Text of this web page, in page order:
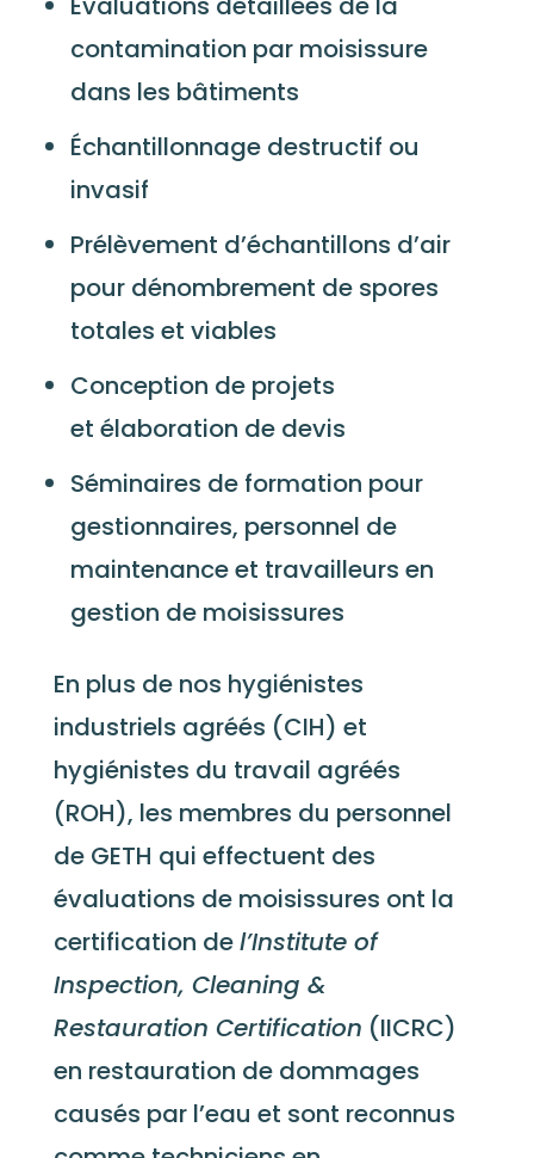
contamination par moisissure
dans les bâtiments
Échantillonnage destructif ou
invasif
Prélèvement d’échantillons d’air
pour dénombrement de spores
totales et viables
Conception de projets
et élaboration de devis
Séminaires de formation pour
gestionnaires, personnel de
maintenance et travailleurs en
gestion de moisissures
En plus de nos hygiénistes
industriels agréés (CIH) et
hygiénistes du travail agréés
(ROH), les membres du personnel
de GETH qui effectuent des
évaluations de moisissures ont la
certification del’Institute of
Inspection, Cleaning &
Restauration Certification (IICRC)
en restauration de dommages
causés par l’eau et sont reconnus